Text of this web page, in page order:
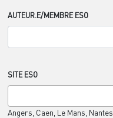
AUTEUR.E/MEMBRE ESO
SITE ESO
Angers, Caen, Le Mans, Nantes,